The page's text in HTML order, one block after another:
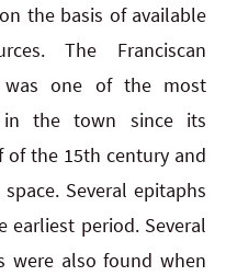
the basis of available
The Franciscan
was one of the most
in the town since its
the 15th century and
Several epitaphs
earliest period. Several
were also found when